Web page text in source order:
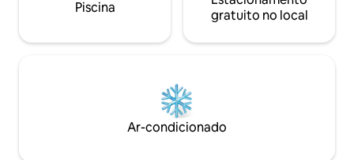
Piscina
gratuito no local
Ar-condicionado